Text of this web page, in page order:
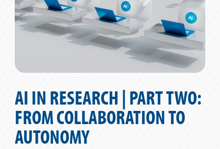
AI IN RESEARCH | PART TWO:
FROM COLLABORATION TO
AUTONOMY